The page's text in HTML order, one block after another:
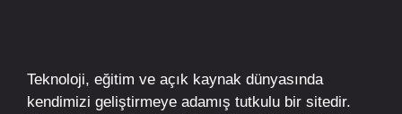
Teknoloji, eğitim ve açık kaynak dünyasında
kendimizi geliştirmeye adamış tutkulu bir sitedir.